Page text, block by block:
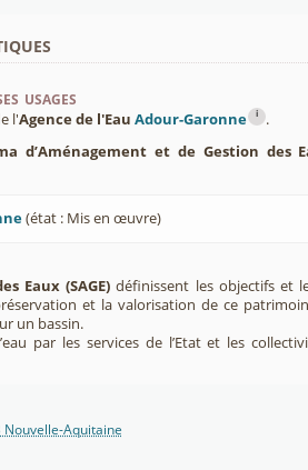
usages
l'Agence de l'Eau Adour-Garonne i
.
d’Aménagement et de Gestion des
(état : Mis en œuvre)
Eaux (SAGE) définissent les objectifs et
et la valorisation de ce
un bassin.
par les services de l’Etat et les
Nouvelle-Aquitaine